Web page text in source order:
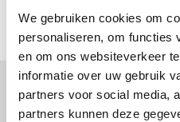
We gebruiken cookies om
personaliseren, om functies
en om ons websiteverkeer
informatie over uw gebruik
partners voor social media,
partners kunnen deze